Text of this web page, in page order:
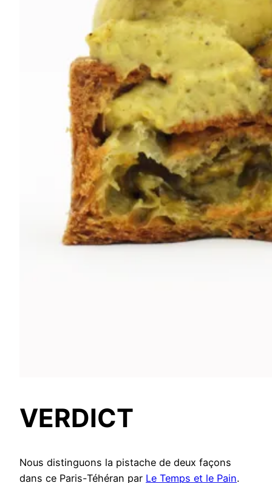
VERDICT
Nous distinguons la pistache de deux façons
dans ce Paris-Téhéran par Le Temps et le Pain.